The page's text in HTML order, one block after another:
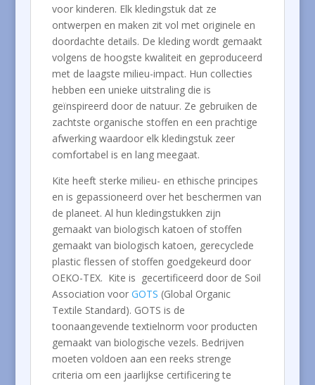
voor kinderen. Elk kledingstuk dat ze
ontwerpen en maken zit vol met originele en
doordachte details. De kleding wordt gemaakt
volgens de hoogste kwaliteit en geproduceerd
met de laagste milieu-impact. Hun collecties
hebben een unieke uitstraling die is
geïnspireerd door de natuur. Ze gebruiken de
zachtste organische stoffen en een prachtige
afwerking waardoor elk kledingstuk zeer
comfortabel is en lang meegaat.
Kite heeft sterke milieu- en ethische principes
en is gepassioneerd over het beschermen van
de planeet. Al hun kledingstukken zijn
gemaakt van biologisch katoen of stoffen
gemaakt van biologisch katoen, gerecyclede
plastic flessen of stoffen goedgekeurd door
OEKO-TEX. Kite is gecertificeerd door de Soil
Association voor GOTS (Global Organic
Textile Standard). GOTS is de
toonaangevende textielnorm voor producten
gemaakt van biologische vezels. Bedrijven
moeten voldoen aan een reeks strenge
criteria om een ​​jaarlijkse certificering te